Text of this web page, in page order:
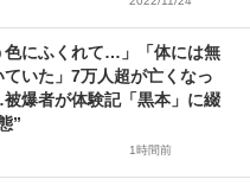
色にふくれて…」「体には無
いた」7万人超が亡くなっ
爆者が体験記「黒本」に綴
”
1時間前